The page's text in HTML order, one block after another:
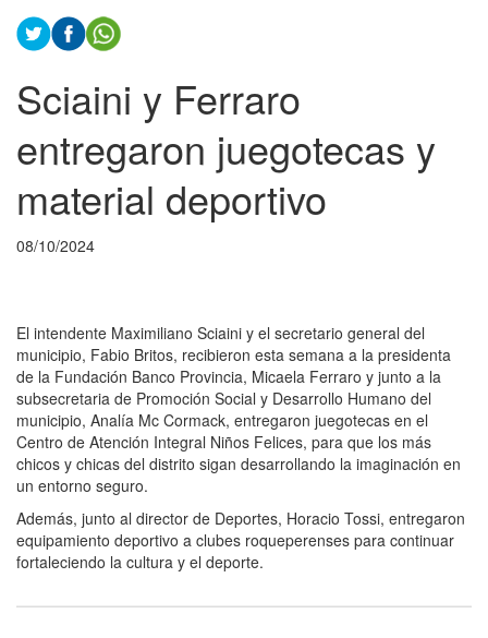
Sciaini y Ferraro
entregaron juegotecas y
material deportivo
08/10/2024
El intendente Maximiliano Sciaini y el secretario general del
municipio, Fabio Britos, recibieron esta semana a la presidenta
de la Fundación Banco Provincia, Micaela Ferraro y junto a la
subsecretaria de Promoción Social y Desarrollo Humano del
municipio, Analía Mc Cormack, entregaron juegotecas en el
Centro de Atención Integral Niños Felices, para que los más
chicos y chicas del distrito sigan desarrollando la imaginación en
un entorno seguro.
Además, junto al director de Deportes, Horacio Tossi, entregaron
equipamiento deportivo a clubes roqueperenses para continuar
fortaleciendo la cultura y el deporte.